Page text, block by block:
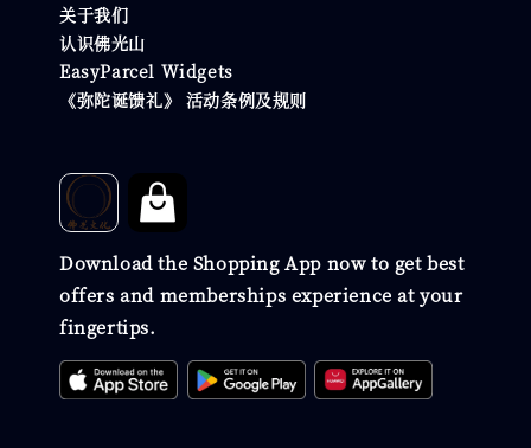
关于我们
认识佛光山
EasyParcel Widgets
《弥陀诞馈礼》 活动条例及规则
Download the Shopping App now to get best
offers and memberships experience at your
fingertips.